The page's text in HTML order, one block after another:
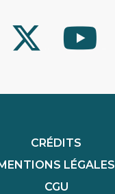
CRÉDITS
LÉGALES
CGU